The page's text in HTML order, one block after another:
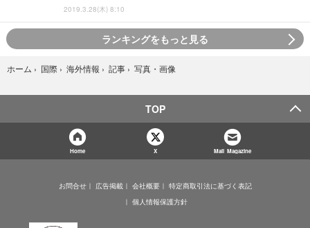
2019.3.28(木) 8:10
ランキングをもっと見る
ホーム › 国際 › 海外情報 › 記事 › 写真・画像
TOP
Home X Mail Magazine
お問合せ 広告掲載 会社概要
特定商取引法に基づく表記
個人情報保護方針